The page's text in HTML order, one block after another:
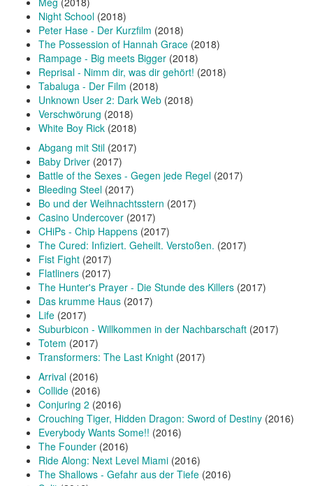
Night School (2018)
Peter Hase - Der Kurzfilm (2018)
The Possession of Hannah Grace (2018)
Rampage - Big meets Bigger (2018)
Reprisal - Nimm dir, was dir gehört! (2018)
Tabaluga - Der Film (2018)
Unknown User 2: Dark Web (2018)
Verschwörung (2018)
White Boy Rick (2018)
Abgang mit Stil (2017)
Baby Driver (2017)
Battle of the Sexes - Gegen jede Regel (2017)
Bleeding Steel (2017)
Bo und der Weihnachtsstern (2017)
Casino Undercover (2017)
CHiPs - Chip Happens (2017)
The Cured: Infiziert. Geheilt. Verstoßen. (2017)
Fist Fight (2017)
Flatliners (2017)
The Hunter's Prayer - Die Stunde des Killers (2017)
Das krumme Haus (2017)
Life (2017)
Suburbicon - Willkommen in der Nachbarschaft (2017)
Totem (2017)
Transformers: The Last Knight (2017)
Arrival (2016)
Collide (2016)
Conjuring 2 (2016)
Crouching Tiger, Hidden Dragon: Sword of Destiny (2016)
Everybody Wants Some!! (2016)
The Founder (2016)
Ride Along: Next Level Miami (2016)
The Shallows - Gefahr aus der Tiefe (2016)